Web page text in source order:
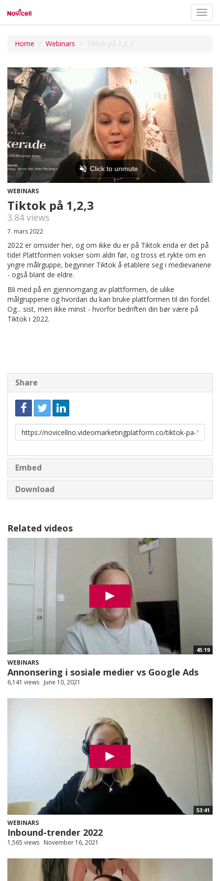
Home Webinars Tiktok på 1,2,3
WEBINARS
Tiktok på 1,2,3
3.84 views
7. mars 2022
2022 er omsider her, og om ikke du er på Tiktok enda er det på
tide! Plattformen vokser som aldri før, og tross et rykte om en
yngre målrguppe, begynner Tiktok å etablere seg i medievanene
- også blant de eldre.
Bli med på en gjennomgang av plattformen, de ulike
målgruppene og hvordan du kan bruke plattformen til din fordel.
Og... sist, men ikke minst - hvorfor bedriften din bør være på
Tiktok i 2022.
Share
Link
to
Embed
Download
Related videos
45:19
WEBINARS
Annonsering i sosiale medier vs Google Ads
6,141 views June 10, 2021
53:41
WEBINARS
Inbound-trender 2022
1,565 views November 16, 2021